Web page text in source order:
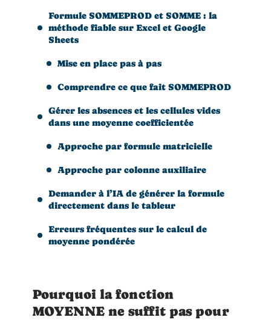
Formule SOMMEPROD et SOMME : la
méthode fiable sur Excel et Google
Sheets
Mise en place pas à pas
Comprendre ce que fait SOMMEPROD
Gérer les absences et les cellules vides
dans une moyenne coefficientée
Approche par formule matricielle
Approche par colonne auxiliaire
Demander à l’IA de générer la formule
directement dans le tableur
Erreurs fréquentes sur le calcul de
moyenne pondérée
Pourquoi la fonction
MOYENNE ne suffit pas pour